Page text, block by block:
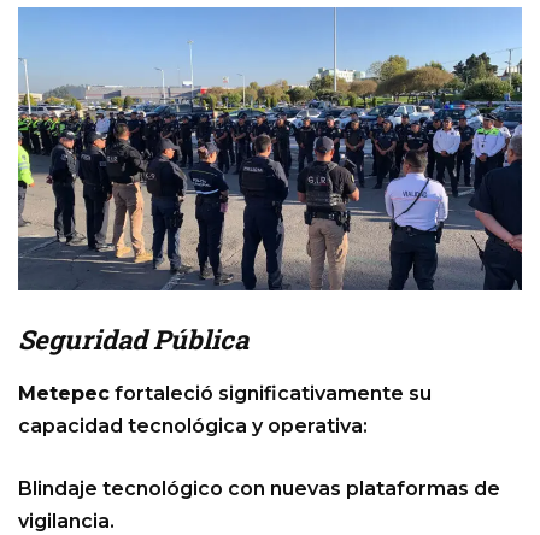
Seguridad Pública
Metepec fortaleció significativamente su
capacidad tecnológica y operativa:
Blindaje tecnológico con nuevas plataformas de
vigilancia.